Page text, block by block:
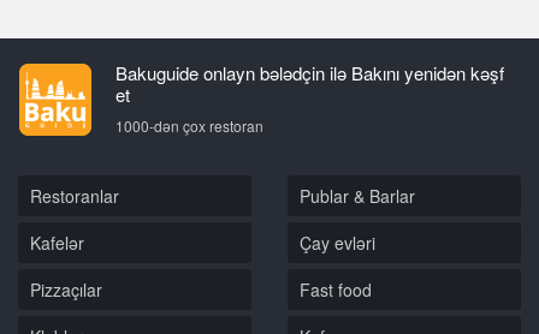
Bakuguide onlayn bələdçin ilə Bakını yenidən kəşf
et
1000-dən çox restoran
Restoranlar
Publar & Barlar
Kafelər
Çay evləri
Pizzaçılar
Fast food